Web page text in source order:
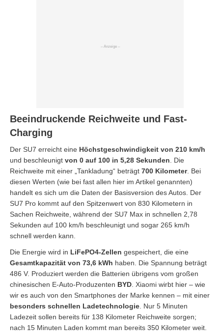
Beeindruckende Reichweite und Fast-
Charging
Der SU7 erreicht eine Höchstgeschwindigkeit von 210 km/h
und beschleunigt von 0 auf 100 in 5,28 Sekunden . Die
Reichweite mit einer „Tankladung“ beträgt 700 Kilometer. Bei
diesen Werten (wie bei fast allen hier im Artikel genannten)
handelt es sich um die Daten der Basisversion des Autos. Der
SU7 Pro kommt auf den Spitzenwert von 830 Kilometern in
Sachen Reichweite, während der SU7 Max in schnellen 2,78
Sekunden auf 100 km/h beschleunigt und sogar 265 km/h
schnell werden kann.
Die Energie wird in LiFePO4-Zellen gespeichert, die eine
Gesamtkapazität von 73,6 kWh haben. Die Spannung beträgt
486 V. Produziert werden die Batterien übrigens vom großen
chinesischen E-Auto-Produzenten BYD . Xiaomi wirbt hier – wie
wir es auch von den Smartphones der Marke kennen – mit einer
besonders schnellen Ladetechnologie . Nur 5 Minuten
Ladezeit sollen bereits für 138 Kilometer Reichweite sorgen;
nach 15 Minuten Laden kommt man bereits 350 Kilometer weit.